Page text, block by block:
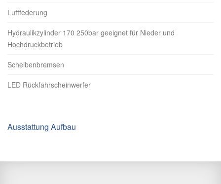
Luftfederung
Hydraulikzylinder 170 250bar geeignet für Nieder und
Hochdruckbetrieb
Scheibenbremsen
LED Rückfahrscheinwerfer
Ausstattung Aufbau